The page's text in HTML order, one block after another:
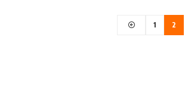
1 2